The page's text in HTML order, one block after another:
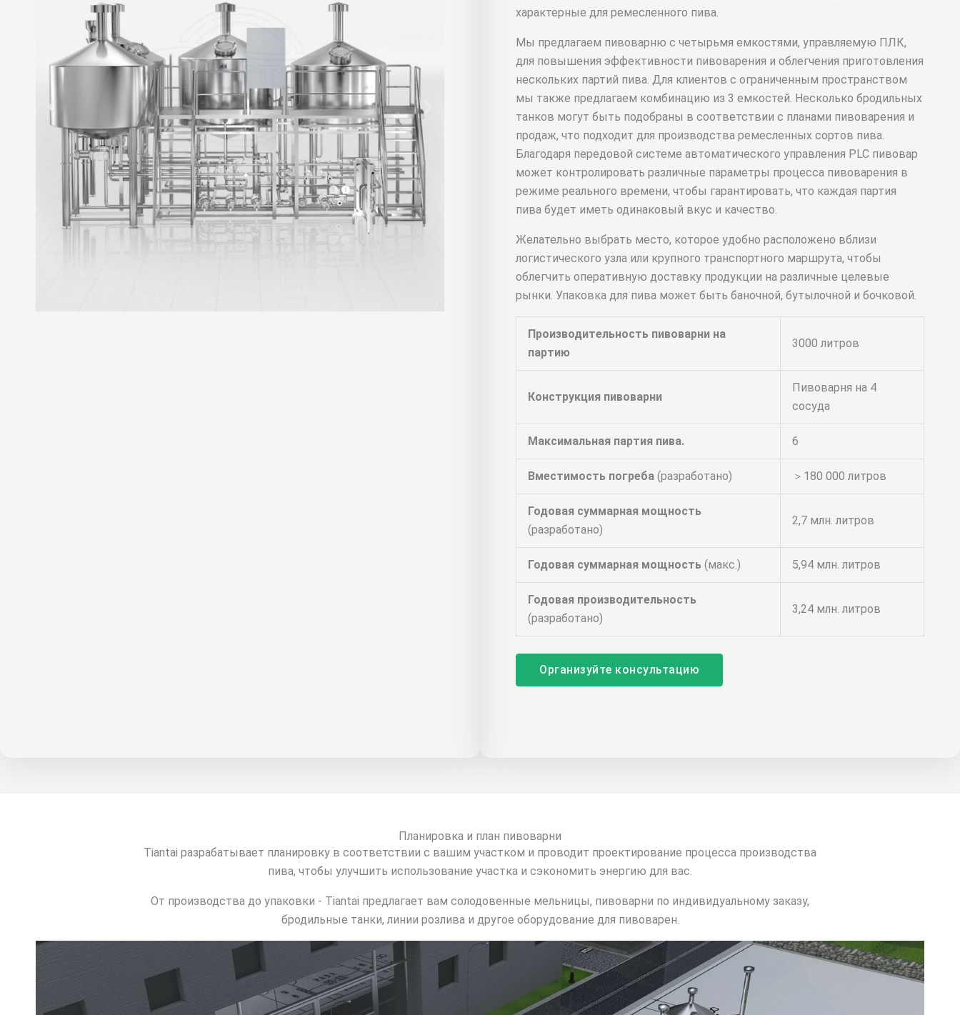
характерные для ремесленного пива.
Мы предлагаем пивоварню с четырьмя емкостями, управляемую ПЛК,
для повышения эффективности пивоварения и облегчения приготовления
нескольких партий пива. Для клиентов с ограниченным пространством
мы также предлагаем комбинацию из 3 емкостей. Несколько бродильных
танков могут быть подобраны в соответствии с планами пивоварения и
продаж, что подходит для производства ремесленных сортов пива.
Благодаря передовой системе автоматического управления PLC пивовар
может контролировать различные параметры процесса пивоварения в
режиме реального времени, чтобы гарантировать, что каждая партия
пива будет иметь одинаковый вкус и качество.
Желательно выбрать место, которое удобно расположено вблизи
логистического узла или крупного транспортного маршрута, чтобы
облегчить оперативную доставку продукции на различные целевые
рынки. Упаковка для пива может быть баночной, бутылочной и бочковой.
Производительность пивоварни на
партию
3000 литров
Конструкция пивоварни
Пивоварня на 4
сосуда
Максимальная партия пива. 6
Вместимость погреба (разработано) ＞180 000 литров
Годовая суммарная мощность
(разработано)
2,7 млн. литров
Годовая суммарная мощность (макс.) 5,94 млн. литров
Годовая производительность
(разработано)
3,24 млн. литров
Организуйте консультацию
Планировка и план пивоварни
Tiantai разрабатывает планировку в соответствии с вашим участком и проводит проектирование процесса производства
пива, чтобы улучшить использование участка и сэкономить энергию для вас.
От производства до упаковки - Tiantai предлагает вам солодовенные мельницы, пивоварни по индивидуальному заказу,
бродильные танки, линии розлива и другое оборудование для пивоварен.